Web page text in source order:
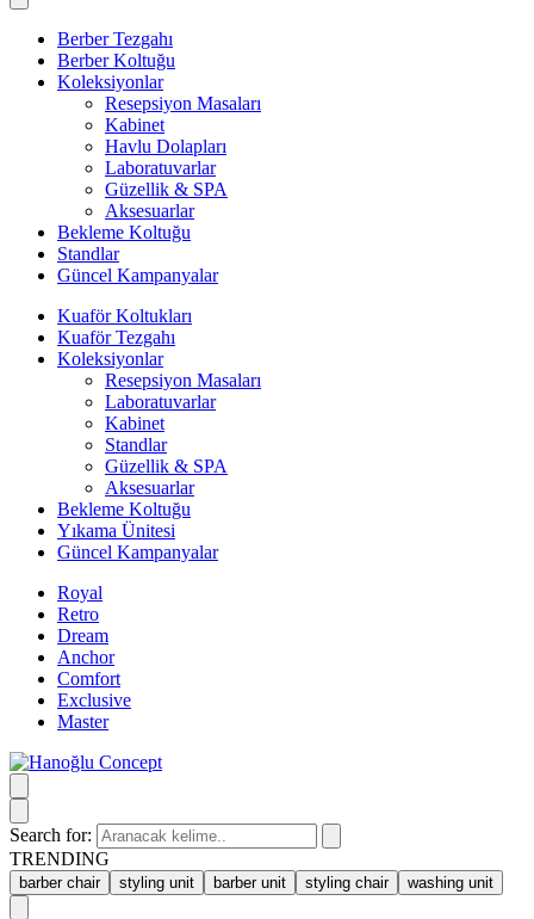
Berber Tezgahı
Berber Koltuğu
Koleksiyonlar
Resepsiyon Masaları
Kabinet
Havlu Dolapları
Laboratuvarlar
Güzellik & SPA
Aksesuarlar
Bekleme Koltuğu
Standlar
Güncel Kampanyalar
Kuaför Koltukları
Kuaför Tezgahı
Koleksiyonlar
Resepsiyon Masaları
Laboratuvarlar
Kabinet
Standlar
Güzellik & SPA
Aksesuarlar
Bekleme Koltuğu
Yıkama Ünitesi
Güncel Kampanyalar
Royal
Retro
Dream
Anchor
Comfort
Exclusive
Master
Search for:
TRENDING
barber chair styling unit barber unit styling chair washing unit